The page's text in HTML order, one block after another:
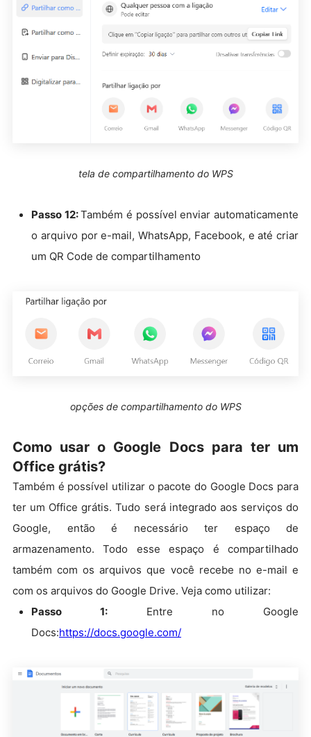
tela de compartilhamento do WPS
Passo 12:Também é possível enviar automaticamente
o arquivo por e-mail, WhatsApp, Facebook, e até criar
um QR Code de compartilhamento
opções de compartilhamento do WPS
Como usar o Google Docs para ter um
Office grátis?
Também é possível utilizar o pacote do Google Docs para
ter um Office grátis. Tudo será integrado aos serviços do
Google, então é necessário ter espaço de
armazenamento. Todo esse espaço é compartilhado
também com os arquivos que você recebe no e-mail e
com os arquivos do Google Drive. Veja como utilizar:
Passo 1: Entre no Google
Docs:https://docs.google.com/